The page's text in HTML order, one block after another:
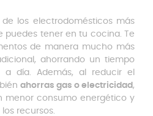
los electrodomésticos más
puedes tener en tu cocina. Te
de manera mucho más
ahorrando un tiempo
día. Además, al reducir el
ahorras gas o electricidad,
menor consumo energético y
recursos.